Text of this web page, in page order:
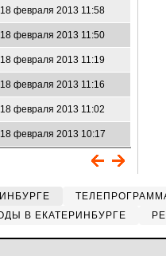
18 февраля 2013 11:58
18 февраля 2013 11:50
18 февраля 2013 11:19
18 февраля 2013 11:16
18 февраля 2013 11:02
18 февраля 2013 10:17
В ЕКАТЕРИНБУРГЕ